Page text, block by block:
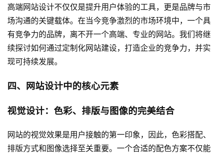
高端网站设计不仅仅是提升用户体验的工具，更是品牌与市
场沟通的关键载体。在当今竞争激烈的市场环境中，一个具
有竞争力的品牌，离不开一个高端、专业的网站。我们将继
续探讨如何通过定制化网站建设，打造企业的竞争力，并实
现可持续发展。
四、网站设计中的核心元素
视觉设计：色彩、排版与图像的完美结合
网站的视觉效果是用户接触的第一印象，因此，色彩搭配、
排版方式和图像选择至关重要。一个合适的配色方案不仅能